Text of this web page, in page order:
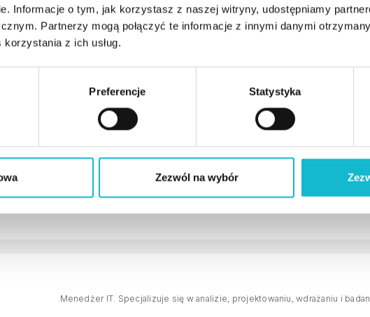
Informacje o tym, jak korzystasz z naszej witryny, udostępniamy
Partnerzy mogą połączyć te informacje z innymi danymi
z ich usług.
Preferencje Statystyka
Zezwól na wybór
Projektant chatbotów oraz strategii marketingowych. Autor publikacji i
Psycholog i trener biznesu. Jest autorem i współautorem kilkunastu
Teofrasta za najlepszą książkę psychologiczną oraz czterokrotnym
Towarzystwa Trenerów Biznesu.
Menedżer IT. Specjalizuje się w analizie, projektowaniu, wdrażaniu i